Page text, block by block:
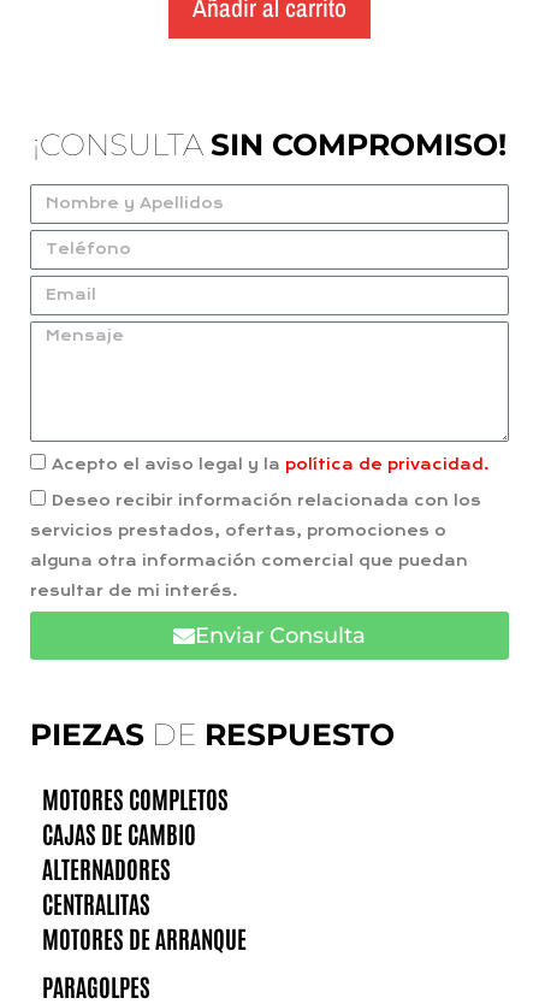
Añadir al carrito
PIEZAS DE RESPUESTO
MOTORES COMPLETOS
CAJAS DE CAMBIO
ALTERNADORES
CENTRALITAS
MOTORES DE ARRANQUE
PARAGOLPES
¡CONSULTA SIN COMPROMISO!
Acepto el aviso legal y la política de privacidad.
Deseo recibir información relacionada con los
servicios prestados, ofertas, promociones o
alguna otra información comercial que puedan
resultar de mi interés.
Enviar Consulta